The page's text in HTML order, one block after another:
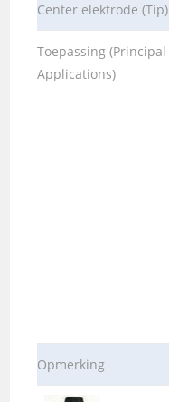
Center elektrode (Tip)
Toepassing (Principal
Applications)
Opmerking